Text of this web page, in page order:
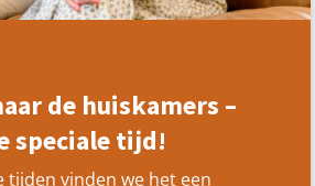
de huiskamers –
speciale tijd!
tijden vinden we het een